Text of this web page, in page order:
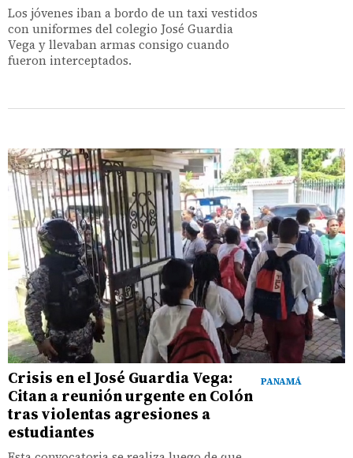
Los jóvenes iban a bordo de un taxi vestidos
con uniformes del colegio José Guardia
Vega y llevaban armas consigo cuando
fueron interceptados.
PANAMÁ
Crisis en el José Guardia Vega:
Citan a reunión urgente en Colón
tras violentas agresiones a
estudiantes